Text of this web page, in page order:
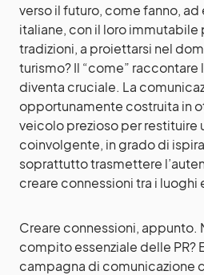
verso il futuro, come fanno,
italiane, con il loro immutabile
tradizioni, a proiettarsi nel
turismo? Il “come”
diventa cruciale. La
opportunamente costruita in
veicolo prezioso per restituire
coinvolgente, in grado di
soprattutto trasmettere
creare connessioni tra i luoghi
Creare connessioni, appunto.
compito essenziale delle PR?
campagna di comunicazione